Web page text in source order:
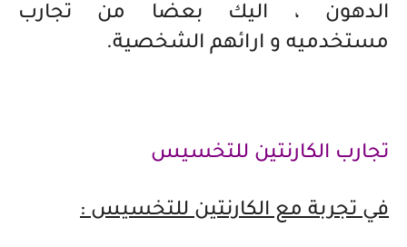
الدهون ، اليك بعضا من تجارب
مستخدميه و ارائهم الشخصية.
تجارب الكارنتين للتخسيس
في تجربة مع الكارنتين للتخسيس :